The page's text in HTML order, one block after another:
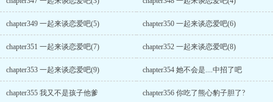
chapter349 一起来谈恋爱吧(5) chapter350 一起来谈恋爱吧(6)
chapter351 一起来谈恋爱吧(7) chapter352 一起来谈恋爱吧(8)
chapter353 一起来谈恋爱吧(9) chapter354 她不会是....中招了吧
chapter355 我又不是孩子他爹 chapter356 你吃了熊心豹子胆了?